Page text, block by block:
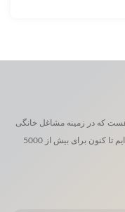
که در زمینه مشاغل خانگی
فعالیت می کند ، خداوند بزرگ را شاکریم که توانسته ایم تا کنون برای بیش از 5000